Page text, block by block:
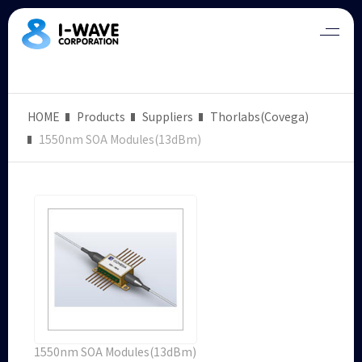
HOME Products Suppliers
Thorlabs(Covega)
1550nm SOA Modules(13dBm)
1550nm SOA Modules(13dBm)